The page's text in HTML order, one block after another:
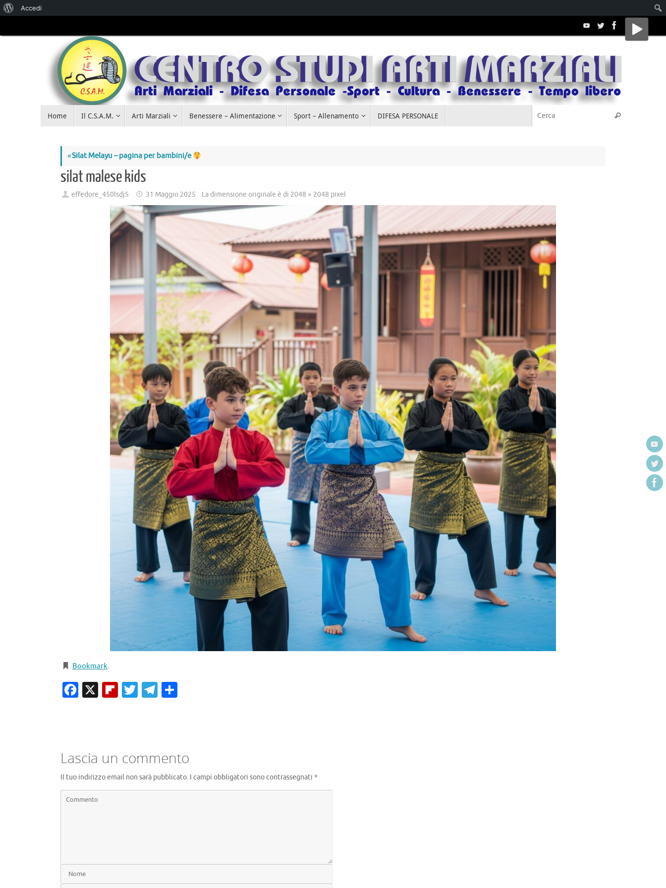
Accedi
Salta al
Home Il C.S.A.M. Arti Marziali Benessere – Alimentazione Sport – Allenamento DIFESA PERSONALE
«Silat Melayu – pagina per bambini/e
silat malese kids
effedore_450lsdj5 31 Maggio 2025 La dimensione originale è di 2048 × 2048 pixel
Bookmark.
Facebook
X Flipboard
TwitterTelegram
Lascia un commento
Il tuo indirizzo email non sarà pubblicato. I campi obbligatori sono contrassegnati *